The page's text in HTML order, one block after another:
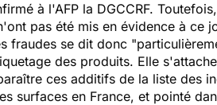
à l'AFP la DGCCRF.
pas été mis en évidence à ce
fraudes se dit donc "
des produits. Elle
ces additifs de la liste des
surfaces en France, et pointé